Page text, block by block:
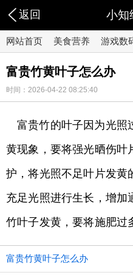
返回 小知
网站首页 美食营养 游戏数
富贵竹黄叶子怎么办
时间：2026-04-22 08:25:40
富贵竹的叶子因为光照
黄现象，要将强光晒伤叶
护，将光照不足叶片发黄
充足光照进行生长，增加
竹叶子发黄，要将施肥过
富贵竹黄叶子怎么办